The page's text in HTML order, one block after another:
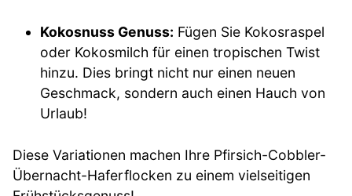
Kokosnuss Genuss: Fügen Sie Kokosraspel
oder Kokosmilch für einen tropischen Twist
hinzu. Dies bringt nicht nur einen neuen
Geschmack, sondern auch einen Hauch von
Urlaub!
Diese Variationen machen Ihre Pfirsich-Cobbler-
Übernacht-Haferflocken zu einem vielseitigen